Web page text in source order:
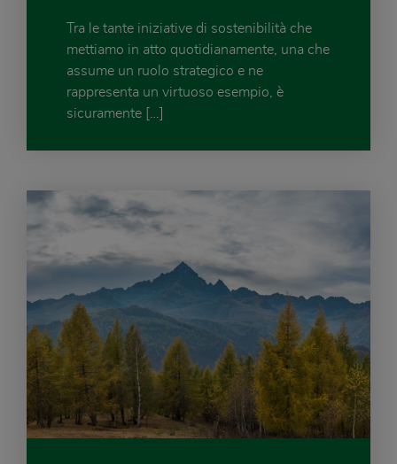
Tra le tante iniziative di sostenibilità che
mettiamo in atto quotidianamente, una che
assume un ruolo strategico e ne
rappresenta un virtuoso esempio, è
sicuramente […]